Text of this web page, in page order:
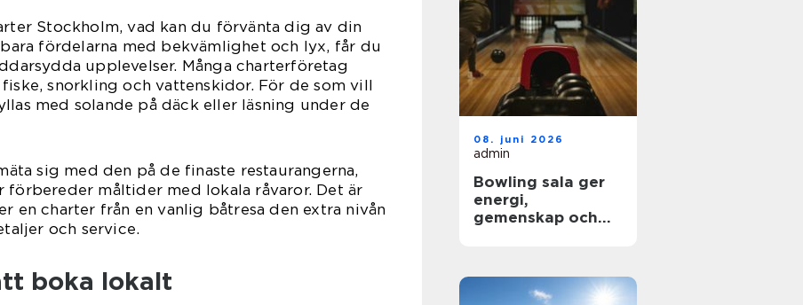
Stockholm, vad kan du förvänta dig av din
fördelarna med bekvämlighet och lyx, får du
upplevelser. Många charterföretag
snorkling och vattenskidor. För de som vill
med solande på däck eller läsning under de
sig med den på de finaste restaurangerna,
förbereder måltider med lokala råvaror. Det är
en charter från en vanlig båtresa den extra nivån
och service.
boka lokalt
08. juni 2026
admin
Bowling sala ger
energi,
gemenskap och